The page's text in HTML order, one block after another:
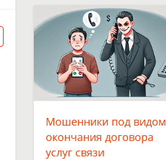
Мошенники под видом
окончания договора
услуг связи